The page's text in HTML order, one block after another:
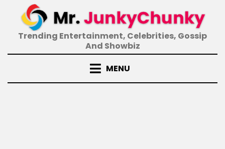
contentTrending Entertainment, Celebrities, Gossip
And Showbiz
MENU